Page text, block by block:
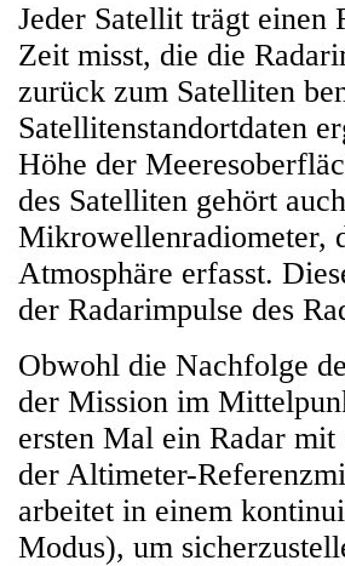
Jeder Satellit trägt einen
Zeit misst, die die
zurück zum Satelliten
Satellitenstandortdaten
Höhe der
des Satelliten gehört
Mikrowellenradiometer,
Atmosphäre erfasst.
der Radarimpulse des
Obwohl die Nachfolge
der Mission im
ersten Mal ein Radar
der Altimeter-
arbeitet in einem
Modus), um